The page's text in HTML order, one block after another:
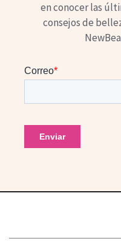
en conocer las
consejos de